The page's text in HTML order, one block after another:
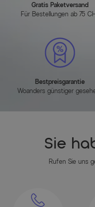
Gratis Paketversand
Für Bestellungen ab 75
Bestpreisgarantie
Woanders günstiger
Sie
Rufen Sie uns